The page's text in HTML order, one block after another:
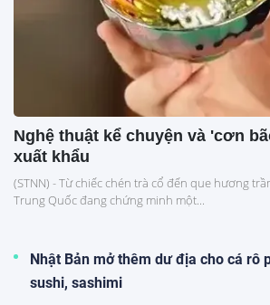
Nghệ thuật kể chuyện và 'cơn
xuất khẩu
(STNN) - Từ chiếc chén trà cổ đến que hương
Trung Quốc đang chứng minh một...
Nhật Bản mở thêm dư địa cho cá rô
sushi, sashimi